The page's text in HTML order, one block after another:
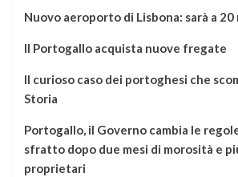
Nuovo aeroporto di Lisbona: sarà a
Il Portogallo acquista nuove fregate
Il curioso caso dei portoghesi che
Storia
Portogallo, il Governo cambia le
sfratto dopo due mesi di morosità e
proprietari